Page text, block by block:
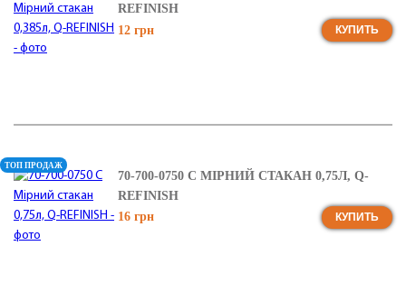
REFINISH
12 грн
КУПИТЬ
70-700-0750 C МІРНИЙ СТАКАН 0,75Л, Q-
REFINISH
16 грн
КУПИТЬ
ТОП ПРОДАЖ